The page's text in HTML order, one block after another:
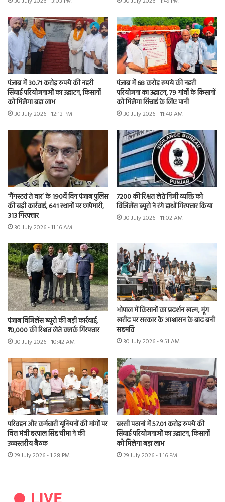
पंजाब में 30.71 करोड़ रुपये की नहरी
सिंचाई परियोजनाओं का उद्घाटन, किसानों
को मिलेगा बड़ा लाभ
30 July 2026 - 12:13 PM
पंजाब में 68 करोड़ रुपये की नहरी
परियोजना का उद्घाटन, 79 गांवों के किसानों
को मिलेगा सिंचाई के लिए पानी
30 July 2026 - 11:48 AM
‘गैंगस्टरां ते वार’ के 190वें दिन पंजाब पुलिस
की बड़ी कार्रवाई, 641 स्थानों पर छापेमारी,
313 गिरफ्तार
30 July 2026 - 11:16 AM
7200 की रिश्वत लेते निजी व्यक्ति को
विजिलेंस ब्यूरो ने रंगे हाथों गिरफ्तार किया
30 July 2026 - 11:02 AM
पंजाब विजिलेंस ब्यूरो की बड़ी कार्रवाई,
₹10,000 की रिश्वत लेते क्लर्क गिरफ्तार
30 July 2026 - 10:42 AM
भोपाल में किसानों का प्रदर्शन खत्म, मूंग
खरीद पर सरकार के आश्वासन के बाद बनी
सहमति
30 July 2026 - 9:51 AM
परिवहन और कर्मचारी यूनियनों की मांगों पर
वित्त मंत्री हरपाल सिंह चीमा ने की
उच्चस्तरीय बैठक
29 July 2026 - 1:28 PM
बस्सी पठानां में 57.01 करोड़ रुपये की
सिंचाई परियोजनाओं का उद्घाटन, किसानों
को मिलेगा बड़ा लाभ
29 July 2026 - 1:16 PM